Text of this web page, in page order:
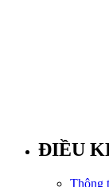
ĐIỀU
Thông